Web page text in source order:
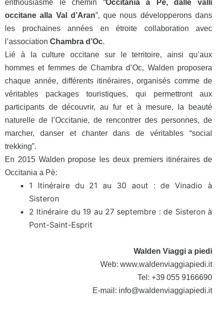
enthousiasme le chemin “Occitania a Pè, dalle valli
occitane alla Val d’Aran”, que nous développerons dans
les prochaines années en étroite collaboration avec
l’association Chambra d’Oc.
Lié à la culture occitane sur le territoire, ainsi qu’aux
hommes et femmes de Chambra d’Oc, Walden proposera
chaque année, différents itinéraires, organisés comme de
véritables packages touristiques, qui permettront aux
participants de découvrir, au fur et à mesure, la beauté
naturelle de l’Occitanie, de rencontrer des personnes, de
marcher, danser et chanter dans de véritables “social
trekking”.
En 2015 Walden propose les deux premiers itinéraires de
Occitania a Pè:
1 Itinéraire du 21 au 30 aout : de Vinadio à
Sisteron
2 Itinéraire du 19 au 27 septembre : de Sisteron à
Pont-Saint-Esprit
Walden Viaggi a piedi
Web: www.waldenviaggiapiedi.it
Tel: +39 055 9166690
E-mail: info@waldenviaggiapiedi.it